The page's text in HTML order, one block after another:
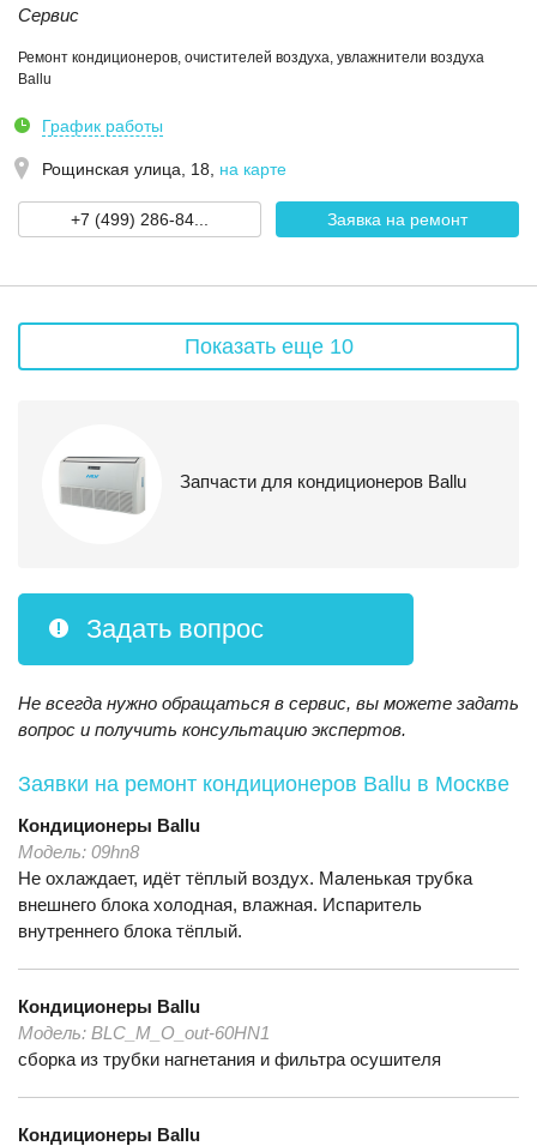
Сервис
Ремонт кондиционеров, очистителей воздуха, увлажнители воздуха
Ballu
График работы
Рощинская улица, 18 на карте
+7 (499) 286-84... Заявка на ремонт
Показать еще 10
Запчасти для кондиционеров Ballu
Задать вопрос
Не всегда нужно обращаться в сервис, вы можете задать
вопрос и получить консультацию экспертов.
Заявки на ремонт кондиционеров Ballu в Москве
Кондиционеры Ballu
Модель: 09hn8
Не охлаждает, идёт тёплый воздух. Маленькая трубка
внешнего блока холодная, влажная. Испаритель
внутреннего блока тёплый.
Кондиционеры Ballu
Модель: BLC_M_O_out-60HN1
сборка из трубки нагнетания и фильтра осушителя
Кондиционеры Ballu